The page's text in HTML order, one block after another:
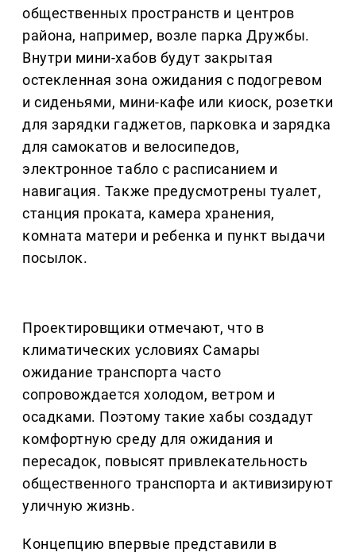
общественных пространств и центров
района, например, возле парка Дружбы.
Внутри мини-хабов будут закрытая
остекленная зона ожидания с подогревом
и сиденьями, мини-кафе или киоск, розетки
для зарядки гаджетов, парковка и зарядка
для самокатов и велосипедов,
электронное табло с расписанием и
навигация. Также предусмотрены туалет,
станция проката, камера хранения,
комната матери и ребенка и пункт выдачи
посылок.
Проектировщики отмечают, что в
климатических условиях Самары
ожидание транспорта часто
сопровождается холодом, ветром и
осадками. Поэтому такие хабы создадут
комфортную среду для ожидания и
пересадок, повысят привлекательность
общественного транспорта и активизируют
уличную жизнь.
Концепцию впервые представили в